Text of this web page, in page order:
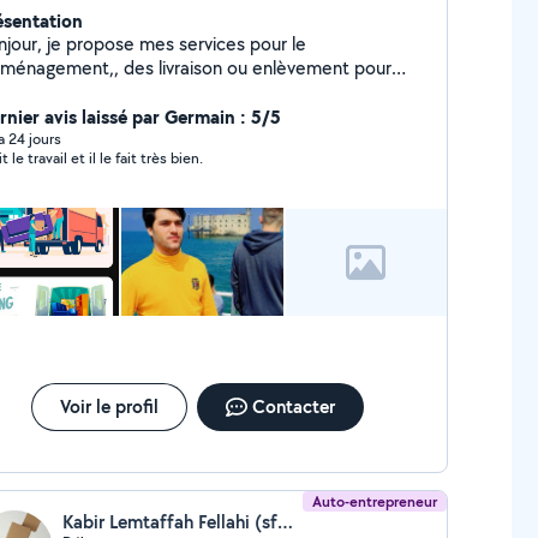
je propose mes services pour le
des livraison ou enlèvement pour
bcpavis laissé par Germain : 5/5
24 jours
le travail et il le fait très bien.
Voir le profil Contacter
Auto-entrepreneur
Kabir Lemtaffah Fellahi (sfb multiservices)